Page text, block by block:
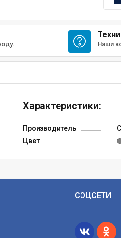
Наши
Характеристики:
Производитель
Цвет
СОЦСЕТИ